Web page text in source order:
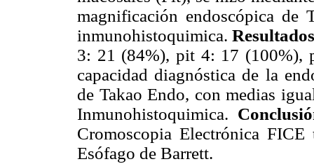
magnificación endoscópica de
inmunohistoquimica.
3: 21 (84%), pit 4: 17 (100%),
capacidad diagnóstica de la
de Takao Endo, con medias
Inmunohistoquimica.
Cromoscopia Electrónica
Esófago de Barrett.